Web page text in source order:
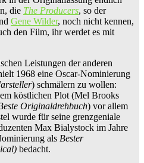
die The Producers, so der
Gene Wilder, noch nicht kennen,
den Film, ihr werdet es mit
Leistungen der anderen
1968 eine Oscar-Nominierung
) schmälern zu wollen:
köstlichen Plot (Mel Brooks
Originaldrehbuch) vor allem
wurde für seine grenzgeniale
Max Bialystock im Jahre
als Bester
bedacht.